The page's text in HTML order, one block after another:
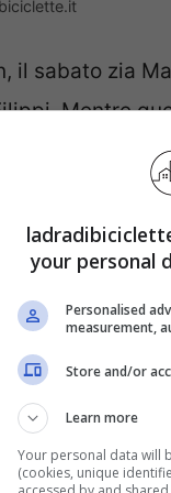
il sabato zia
Mentre
, la collega
Uomini e Donne–
in terza età.Un
molte donne,
discutere.
il look:
your personal
Personalised
measurement,
Store and/or
Learn more
Your personal data will
(cookies, unique